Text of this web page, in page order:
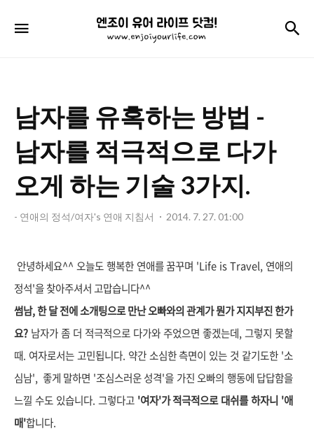
엔
조
어
라
이
프
닷
남자를 유혹하는 방법 -
남자를 적극적으로 다가
오게 하는 기술 3가지.
- 연애의 정석/여자's 연애 지침서 2014. 7. 27. 01:00
안녕하세요^^ 오늘도 행복한 연애를 꿈꾸며 'Life is Travel, 연애의
정석'을 찾아주셔서 고맙습니다^^
썸남, 한 달 전에 소개팅으로 만난 오빠와의 관계가 뭔가 지지부진 한가
요? 남자가 좀 더 적극적으로 다가와 주었으면 좋겠는데, 그렇지 못할
때. 여자로서는 고민됩니다. 약간 소심한 측면이 있는 것 같기도한 '소
심남', 좋게 말하면 '조심스러운 성격'을 가진 오빠의 행동에 답답함을
느낄 수도 있습니다. 그렇다고 '여자'가 적극적으로 대쉬를 하자니 '애
매'합니다.